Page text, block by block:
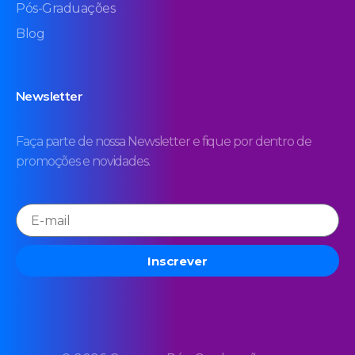
Pós-Graduações
Blog
Newsletter
Faça parte de nossa Newsletter e fique por dentro de
promoções e novidades.
Inscrever